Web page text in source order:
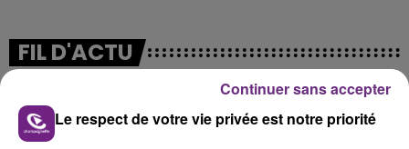
FIL D'ACTU
Le respect de votre vie privée est notre priorité
Continuer sans accepter